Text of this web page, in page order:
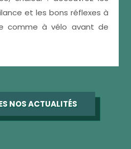
et les bons réflexes à
comme à vélo avant de
NOS ACTUALITÉS